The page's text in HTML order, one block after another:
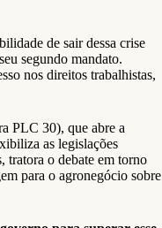
de sair dessa crise
segundo mandato.
nos direitos trabalhistas,
PLC 30), que abre a
as legislações
tratora o debate em torno
para o agronegócio sobre